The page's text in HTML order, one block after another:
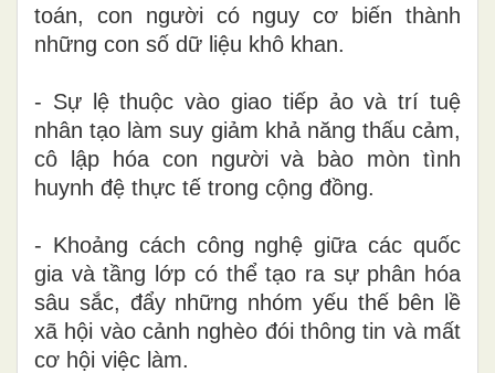
toán, con người có nguy cơ biến thành
những con số dữ liệu khô khan.
- Sự lệ thuộc vào giao tiếp ảo và trí tuệ
nhân tạo làm suy giảm khả năng thấu cảm,
cô lập hóa con người và bào mòn tình
huynh đệ thực tế trong cộng đồng.
- Khoảng cách công nghệ giữa các quốc
gia và tầng lớp có thể tạo ra sự phân hóa
sâu sắc, đẩy những nhóm yếu thế bên lề
xã hội vào cảnh nghèo đói thông tin và mất
cơ hội việc làm.